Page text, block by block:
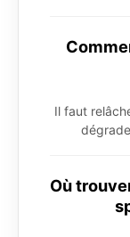
Il faut
Où